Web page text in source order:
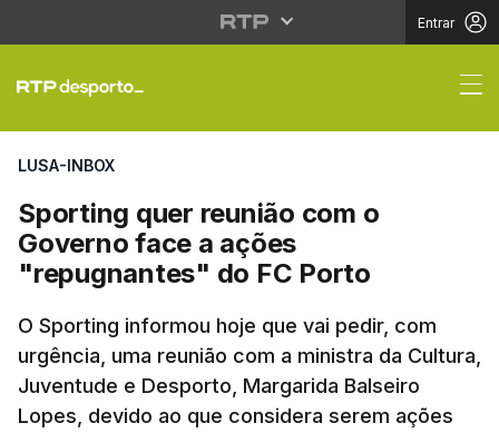
Entrar
Sporting quer
LUSA-INBOX
Sporting quer reunião com o
Governo face a ações
"repugnantes" do FC Porto
O Sporting informou hoje que vai pedir, com
urgência, uma reunião com a ministra da Cultura,
Juventude e Desporto, Margarida Balseiro
Lopes, devido ao que considera serem ações